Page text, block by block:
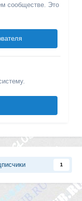
сообществе. Это
1